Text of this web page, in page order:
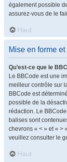
également possible
assurez-vous de le
Haut
Mise en forme
Qu’est-ce que le
Le BBCode est une
meilleur contrôle sur
BBCode est
possible de la
rédaction. Le
balises sont
chevrons « < » et « >
veuillez consulter le
Haut